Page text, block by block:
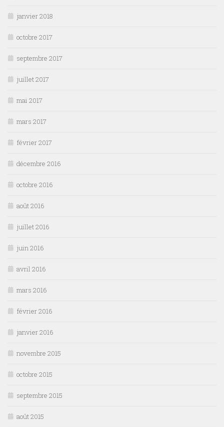
janvier 2018
octobre 2017
septembre 2017
juillet 2017
mai 2017
mars 2017
février 2017
décembre 2016
octobre 2016
août 2016
juillet 2016
juin 2016
avril 2016
mars 2016
février 2016
janvier 2016
novembre 2015
octobre 2015
septembre 2015
août 2015